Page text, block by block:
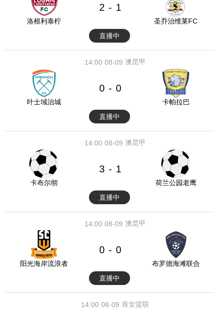
洛根利泰柠
2 - 1
圣乔治维莱FC
直播中
08-09
14:00 澳昆甲
叶士域治城
0 - 0
卡帕拉巴
直播中
08-09
14:00 澳昆甲
卡布尔彻
3 - 1
荷兰公园老鹰
直播中
08-09
14:00 澳昆甲
阳光海岸流浪者
0 - 0
布罗德海滩联合
直播中
08-09
14:00 肯女篮联